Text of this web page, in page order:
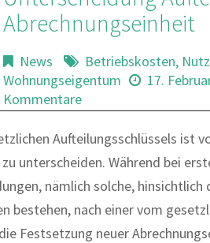
Abrechnungseinheit
News Betriebskosten,
Wohnungseigentum
17.
Kommentare
Aufteilungsschlüssels ist
unterscheiden. Während bei
nämlich solche,
bestehen, nach einer vom
Festsetzung neuer